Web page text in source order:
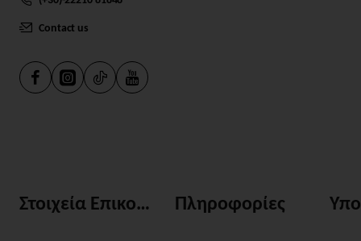
Contact us
Στοιχεία Επικοινωνίας Πληροφορίες